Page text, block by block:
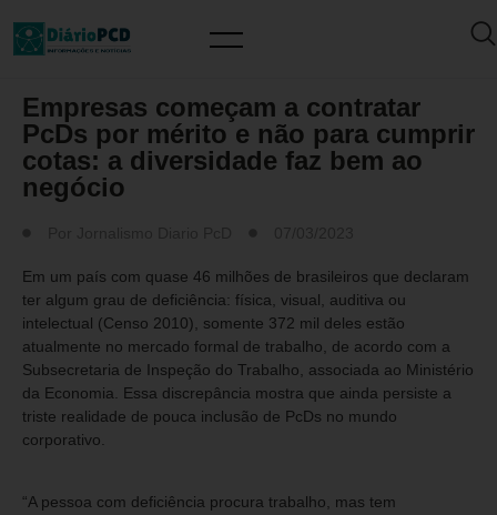
Empresas começam a contratar
PcDs por mérito e não para cumprir
cotas: a diversidade faz bem ao
negócio
Em um país com quase 46 milhões de brasileiros que declaram
ter algum grau de deficiência: física, visual, auditiva ou
intelectual (Censo 2010), somente 372 mil deles estão
atualmente no mercado formal de trabalho, de acordo com a
Subsecretaria de Inspeção do Trabalho, associada ao Ministério
da Economia. Essa discrepância mostra que ainda persiste a
triste realidade de pouca inclusão de PcDs no mundo
corporativo.
“A pessoa com deficiência procura trabalho, mas tem